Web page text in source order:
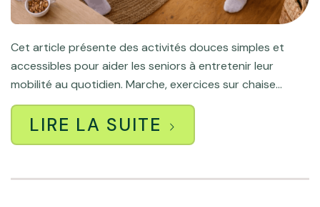
Cet article présente des activités douces simples et
accessibles pour aider les seniors à entretenir leur
mobilité au quotidien. Marche, exercices sur chaise...
LIRE LA SUITE